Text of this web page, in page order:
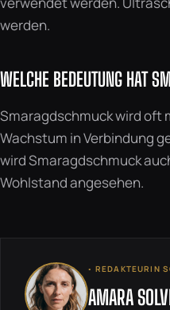
werden.
WELCHE BEDEUTUNG HAT
Smaragdschmuck wird oft
Wachstum in Verbindung
wird Smaragdschmuck
Wohlstand angesehen.
◦ REDAKTEURIN
AMARA